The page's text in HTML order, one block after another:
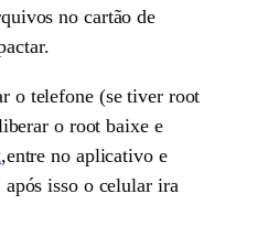
no cartão de
o telefone (se tiver root
o root baixe e
,entre no aplicativo e
isso o celular ira